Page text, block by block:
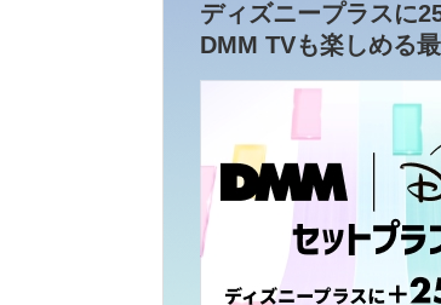
ディズニープラスに
DMM TVも楽しめる